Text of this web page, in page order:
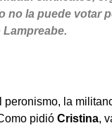
la puede votar
la
pidió Cristina,